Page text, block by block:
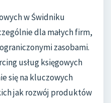
w Świdniku
dla małych firm,
zasobami.
usług księgowych
się na kluczowych
jak rozwój produktów